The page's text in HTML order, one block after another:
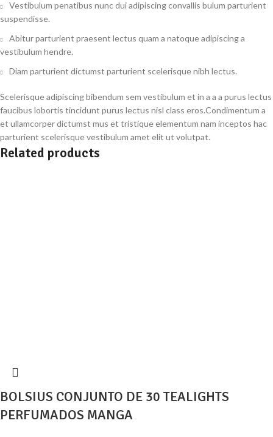
Vestibulum penatibus nunc dui adipiscing convallis bulum parturient
suspendisse.
Abitur parturient praesent lectus quam a natoque adipiscing a
vestibulum hendre.
Diam parturient dictumst parturient scelerisque nibh lectus.
Scelerisque adipiscing bibendum sem vestibulum et in a a a purus lectus
faucibus lobortis tincidunt purus lectus nisl class eros.Condimentum a
et ullamcorper dictumst mus et tristique elementum nam inceptos hac
parturient scelerisque vestibulum amet elit ut volutpat.
Related products
BOLSIUS CONJUNTO DE 30 TEALIGHTS
PERFUMADOS MANGA